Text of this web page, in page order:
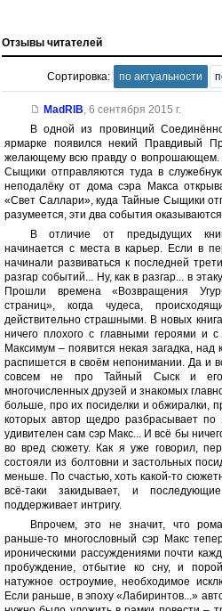
Отзывы читателей
Сортировка: по актуальности
MadRIB 6 сентября 2015 г.
В одной из провинций
ярмарке появился некий Правдивый
желающему всю правду о
Сыщики отправляются туда в
неподалёку от дома сэра Макса
«Свет Саллари», куда Тайные Сыщики
разумеется, эти два события
В отличие от предыдущих
начинается с места в карьер. Если в
начинали развиваться к последней
разгар событий... Ну, как в разгар... в
Прошли времена «Возвращения
страниц», когда чудеса,
действительно страшными. В новых
ничего плохого с главными героями и
Максимум – появится некая загадка,
распишется в своём непонимании. Да и
совсем не про Тайный Сыск и
многочисленных друзей и знакомых
больше, про их посиделки и обжиралки,
которых автор щедро разбрасывает
удивителен сам сэр Макс... И всё бы
во вред сюжету. Как я уже говорил,
состояли из болтовни и застольных
меньше. По счастью, хоть какой-то
всё-таки закидывает, и
поддерживает интригу.
Впрочем, это не значит, что
раньше-то многословный сэр Макс
ироническими рассуждениями почти
пробуждение, отбытие ко сну, и
натужное остроумие, необходимое
Если раньше, в эпоху «Лабиринтов...»